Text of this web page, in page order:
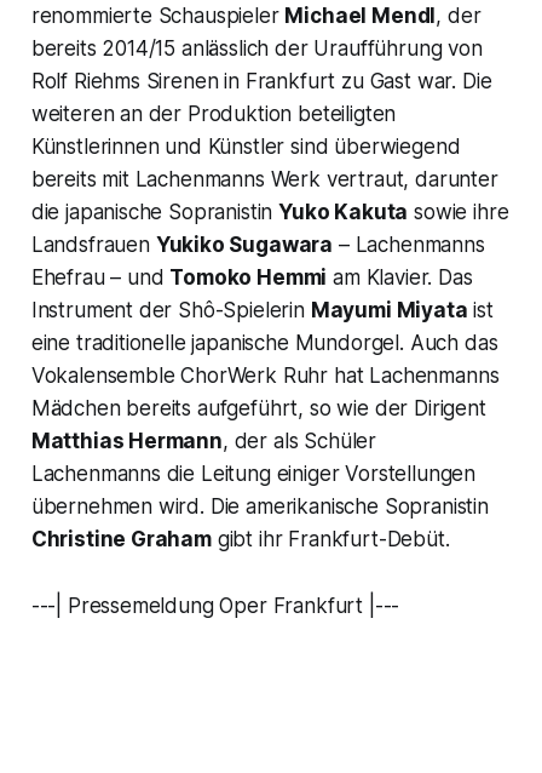
renommierte Schauspieler Michael Mendl , der
bereits 2014/15 anlässlich der Uraufführung von
Rolf Riehms Sirenen in Frankfurt zu Gast war. Die
weiteren an der Produktion beteiligten
Künstlerinnen und Künstler sind überwiegend
bereits mit Lachenmanns Werk vertraut, darunter
die japanische SopranistinYuko Kakuta sowie ihre
Landsfrauen Yukiko Sugawara – Lachenmanns
Ehefrau – und Tomoko Hemmi am Klavier. Das
Instrument der Shô-Spielerin Mayumi Miyata ist
eine traditionelle japanische Mundorgel. Auch das
Vokalensemble ChorWerk Ruhr hat Lachenmanns
Mädchen bereits aufgeführt, so wie der Dirigent
Matthias Hermann, der als Schüler
Lachenmanns die Leitung einiger Vorstellungen
übernehmen wird. Die amerikanische Sopranistin
Christine Grahamgibt ihr Frankfurt-Debüt.
---| Pressemeldung Oper Frankfurt |---